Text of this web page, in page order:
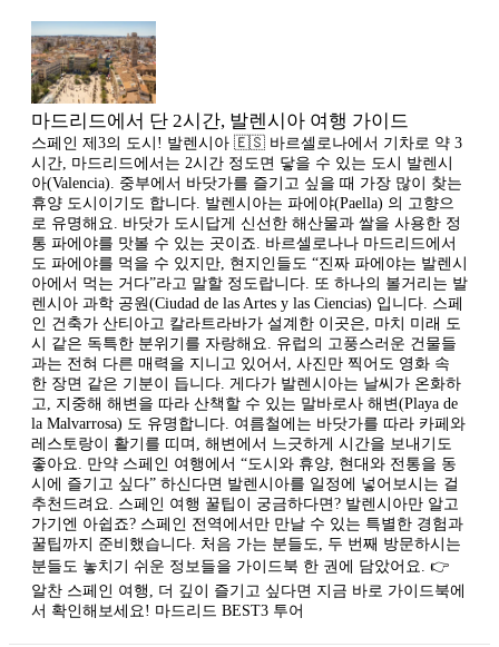
마드리드에서 단 2시간, 발렌시아 여행 가이드
스페인 제3의 도시! 발렌시아 🇪🇸 바르셀로나에서 기차로 약 3
시간, 마드리드에서는 2시간 정도면 닿을 수 있는 도시 발렌시
아(Valencia). 중부에서 바닷가를 즐기고 싶을 때 가장 많이 찾는
휴양 도시이기도 합니다. 발렌시아는 파에야(Paella) 의 고향으
로 유명해요. 바닷가 도시답게 신선한 해산물과 쌀을 사용한 정
통 파에야를 맛볼 수 있는 곳이죠. 바르셀로나나 마드리드에서
도 파에야를 먹을 수 있지만, 현지인들도 “진짜 파에야는 발렌시
아에서 먹는 거다”라고 말할 정도랍니다. 또 하나의 볼거리는 발
렌시아 과학 공원(Ciudad de las Artes y las Ciencias) 입니다. 스페
인 건축가 산티아고 칼라트라바가 설계한 이곳은, 마치 미래 도
시 같은 독특한 분위기를 자랑해요. 유럽의 고풍스러운 건물들
과는 전혀 다른 매력을 지니고 있어서, 사진만 찍어도 영화 속
한 장면 같은 기분이 듭니다. 게다가 발렌시아는 날씨가 온화하
고, 지중해 해변을 따라 산책할 수 있는 말바로사 해변(Playa de
la Malvarrosa) 도 유명합니다. 여름철에는 바닷가를 따라 카페와
레스토랑이 활기를 띠며, 해변에서 느긋하게 시간을 보내기도
좋아요. 만약 스페인 여행에서 “도시와 휴양, 현대와 전통을 동
시에 즐기고 싶다” 하신다면 발렌시아를 일정에 넣어보시는 걸
추천드려요. 스페인 여행 꿀팁이 궁금하다면? 발렌시아만 알고
가기엔 아쉽죠? 스페인 전역에서만 만날 수 있는 특별한 경험과
꿀팁까지 준비했습니다. 처음 가는 분들도, 두 번째 방문하시는
분들도 놓치기 쉬운 정보들을 가이드북 한 권에 담았어요. 👉
알찬 스페인 여행, 더 깊이 즐기고 싶다면 지금 바로 가이드북에
서 확인해보세요! 마드리드 BEST3 투어